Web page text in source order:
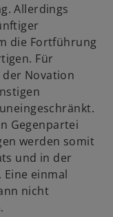
Allerdings
die Fortführung
Für
der Novation
Gegenpartei
werden somit
und in der
einmal
nicht